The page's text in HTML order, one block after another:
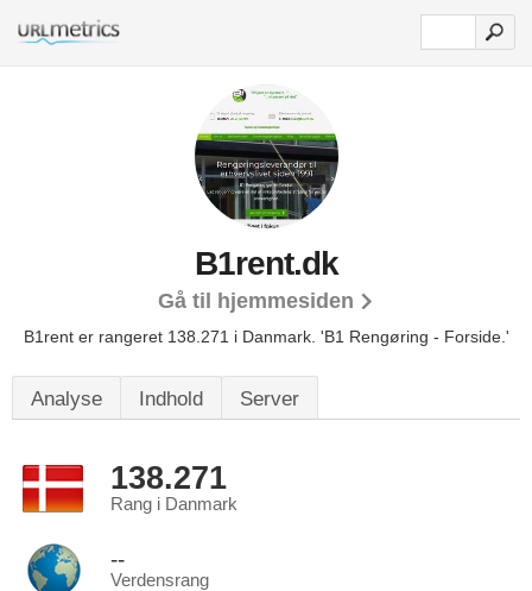
B1rent.dk
Gå til hjemmesiden
B1rent er rangeret 138.271 i Danmark. 'B1 Rengøring - Forside.'
Analyse Indhold Server
138.271
Rang i Danmark
--
Verdensrang